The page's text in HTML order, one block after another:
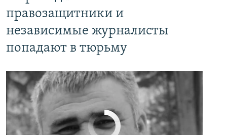
правозащитники и
независимые журналисты
попадают в тюрьму
No media source currently available